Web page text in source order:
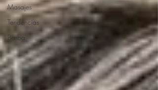
Masajes
Tendencias
Barba